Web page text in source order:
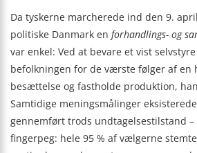
Da tyskerne marcherede ind den 9.
politiske Danmark en forhandlings- og
var enkel: Ved at bevare et vist
befolkningen for de værste følger af
besættelse og fastholde produktion,
Samtidige meningsmålinger
gennemført trods undtagelsestilstand
fingerpeg: hele 95 % af vælgerne